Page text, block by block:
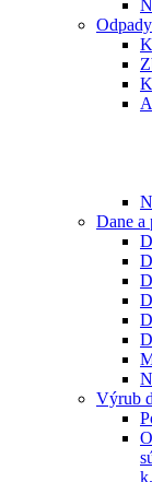
Odpady
Dane a
Výrub